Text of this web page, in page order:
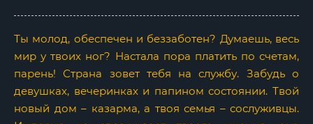
Ты молод, обеспечен и беззаботен? Думаешь, весь
мир у твоих ног? Настала пора платить по счетам,
парень! Страна зовет тебя на службу. Забудь о
девушках, вечеринках и папином состоянии. Твой
новый дом – казарма, а твоя семья – сослуживцы.